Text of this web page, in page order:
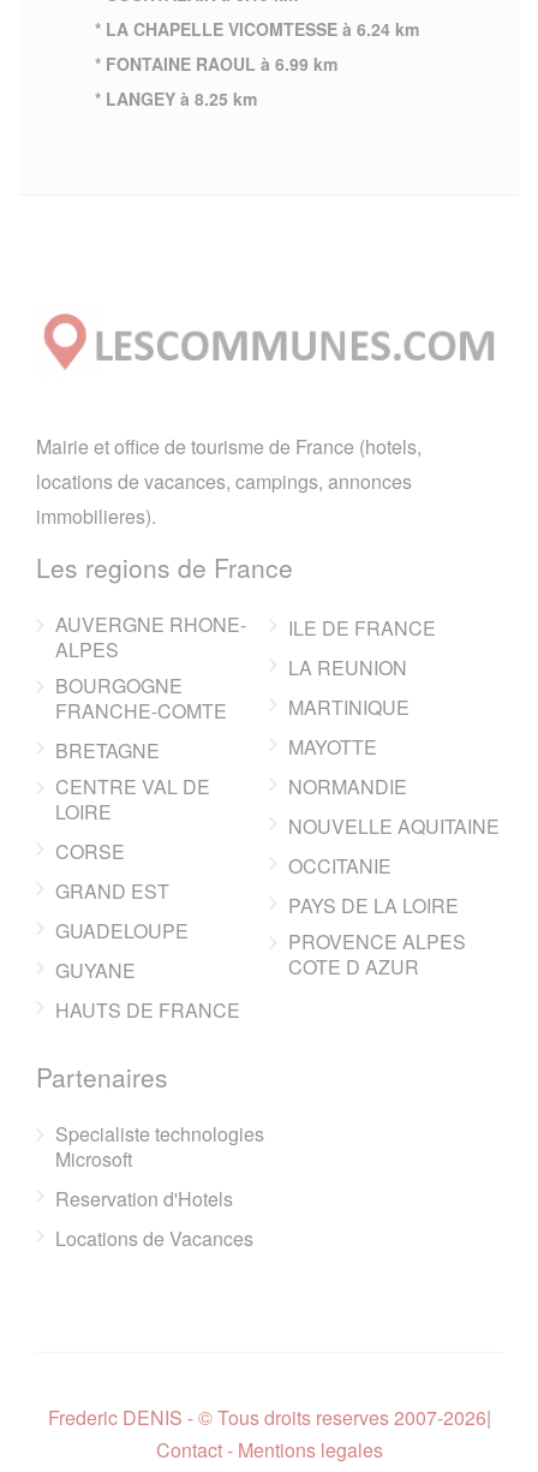
* LA CHAPELLE VICOMTESSE à 6.24 km
* FONTAINE RAOUL à 6.99 km
* LANGEY à 8.25 km
Mairie et office de tourisme de France (hotels,
locations de vacances, campings, annonces
immobilieres).
Les regions de France
AUVERGNE RHONE-
ALPES
BOURGOGNE
FRANCHE-COMTE
BRETAGNE
CENTRE VAL DE
LOIRE
CORSE
GRAND EST
GUADELOUPE
GUYANE
HAUTS DE FRANCE
ILE DE FRANCE
LA REUNION
MARTINIQUE
MAYOTTE
NORMANDIE
NOUVELLE AQUITAINE
OCCITANIE
PAYS DE LA LOIRE
PROVENCE ALPES
COTE D AZUR
Partenaires
Specialiste technologies
Microsoft
Reservation d'Hotels
Locations de Vacances
Frederic DENIS - © Tous droits reserves 2007-2026|
Contact - Mentions legales